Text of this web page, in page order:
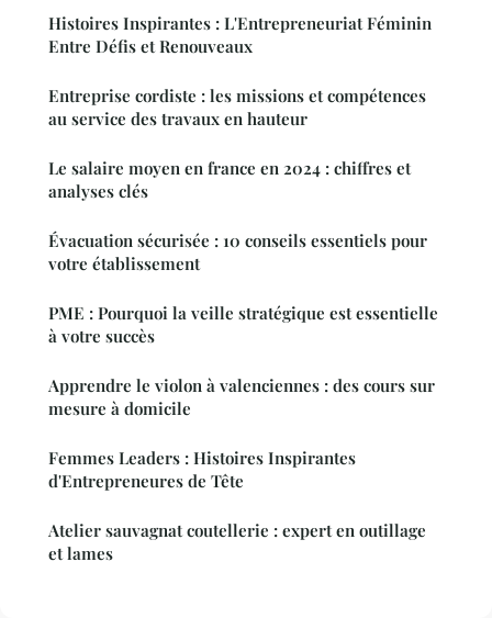
Histoires Inspirantes : L'Entrepreneuriat Féminin
Entre Défis et Renouveaux
Entreprise cordiste : les missions et compétences
au service des travaux en hauteur
Le salaire moyen en france en 2024 : chiffres et
analyses clés
Évacuation sécurisée : 10 conseils essentiels pour
votre établissement
PME : Pourquoi la veille stratégique est essentielle
à votre succès
Apprendre le violon à valenciennes : des cours sur
mesure à domicile
Femmes Leaders : Histoires Inspirantes
d'Entrepreneures de Tête
Atelier sauvagnat coutellerie : expert en outillage
et lames